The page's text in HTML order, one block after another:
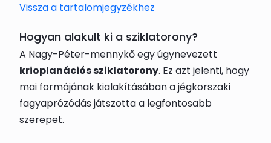
Vissza a tartalomjegyzékhez
Hogyan alakult ki a sziklatorony?
A Nagy-Péter-mennykő egy úgynevezett
krioplanációs sziklatorony. Ez azt jelenti, hogy
mai formájának kialakításában a jégkorszaki
fagyaprózódás játszotta a legfontosabb
szerepet.